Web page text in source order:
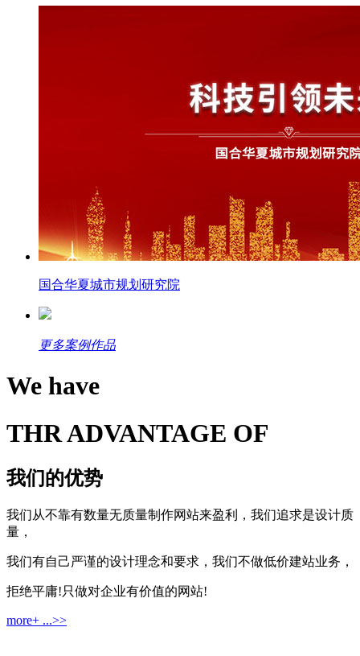
国合华夏城市规划研究院
更多案例作品
We have
THR ADVANTAGE OF
我们的优势
我们从不靠有数量无质量制作网站来盈利，我们追求是设计质
量，
我们有自己严谨的设计理念和要求，我们不做低价建站业务，
拒绝平庸!只做对企业有价值的网站!
more+ ...>>